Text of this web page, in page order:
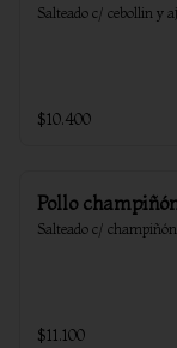
Salteado c/ cebollin y
$10.400
Pollo
Salteado c/
$11.100